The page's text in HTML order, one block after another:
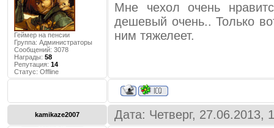
Геймер на пенсии
Группа: Администраторы
Сообщений: 3078
Награды: 58
Репутация: 14
Статус: Offline
Мне чехол очень
дешевый очень.. Только
ним тяжелеет.
kamikaze2007 Дата: Четверг,